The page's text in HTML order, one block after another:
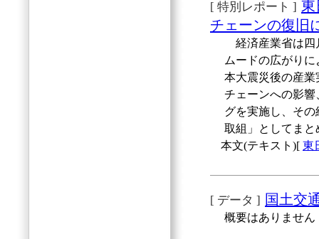
[ 特別レポート ] 東
チェーンの復旧
経済産業省は四
ムードの広がり
本大震災後の産
チェーンへの影
グを実施し、そ
取組」としてま
本文(テキスト)[ 東
[ データ ] 国土交
概要はありません